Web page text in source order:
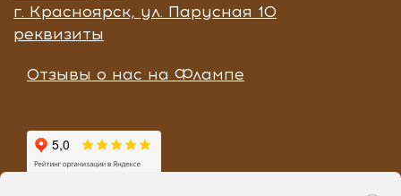
г. Красноярск, ул. Парусная 10
реквизиты
Отзывы о нас на Флампе